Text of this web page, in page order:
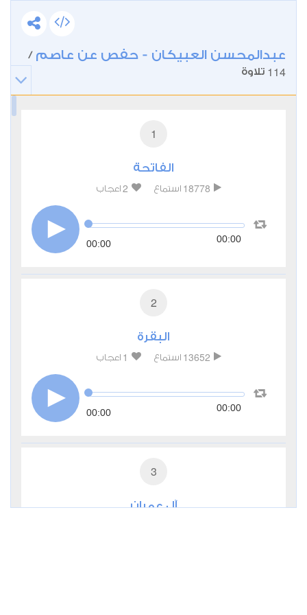
عبدالمحسن العبيكان - حفص عن عاصم /
114 تلاوة
1
الفاتحة
18778 استماع 2 اعجاب
00:00 00:00
2
البقرة
13652 استماع 1 اعجاب
00:00 00:00
3
آل عمران